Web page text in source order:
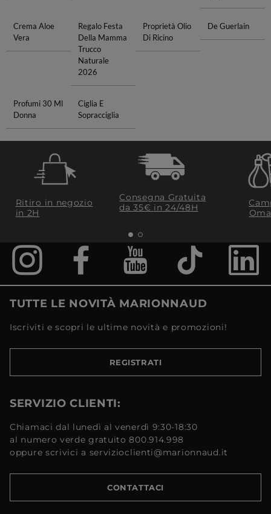
Crema Aloe
Vera
Regalo Festa
Della Mamma
Trucco
Naturale
2026
Proprietà Olio
Di Ricino
De Guerlain
Profumi 30 Ml
Donna
Ciglia E
Sopracciglia
Ritiro in negozio
in 2H
Consegna Gratuita
da 35€​ in 24/48H
TUTTE LE NOVITÀ MARIONNAUD
Iscriviti e scopri le ultime novità e promozioni!
REGISTRATI
SERVIZIO CLIENTI:
Chiamaci dal lunedì al venerdì 9:30-18:30
al numero verde gratuito 800.914.998
oppure scrivici a servizioclienti@marionnaud.it
CONTATTACI